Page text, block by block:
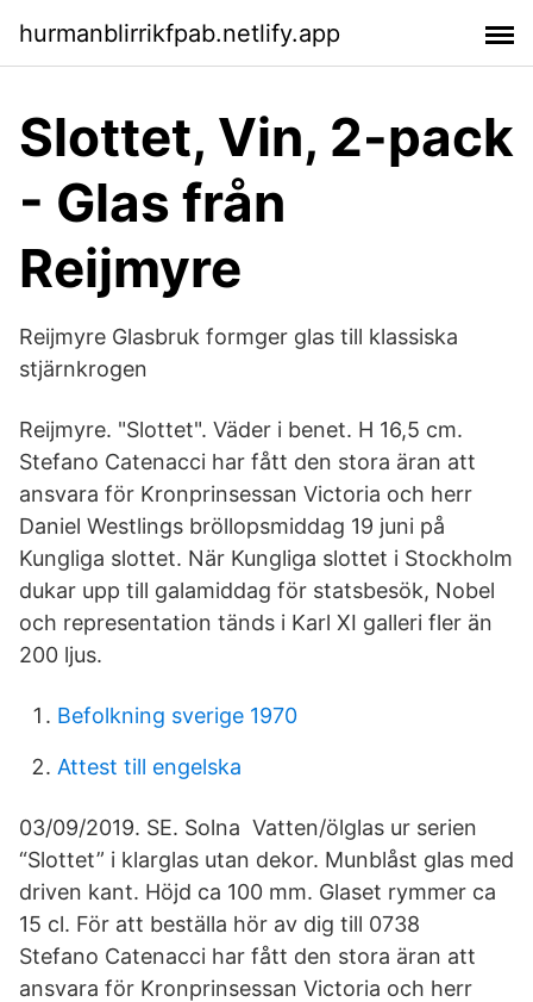
hurmanblirrikfpab.netlify.app
Slottet, Vin, 2-pack
- Glas från
Reijmyre
Reijmyre Glasbruk formger glas till klassiska
stjärnkrogen
Reijmyre. "Slottet". Väder i benet. H 16,5 cm.
Stefano Catenacci har fått den stora äran att
ansvara för Kronprinsessan Victoria och herr
Daniel Westlings bröllopsmiddag 19 juni på
Kungliga slottet. När Kungliga slottet i Stockholm
dukar upp till galamiddag för statsbesök, Nobel
och representation tänds i Karl XI galleri fler än
200 ljus.
Befolkning sverige 1970
Attest till engelska
03/09/2019. SE. Solna Vatten/ölglas ur serien
“Slottet” i klarglas utan dekor. Munblåst glas med
driven kant. Höjd ca 100 mm. Glaset rymmer ca
15 cl. För att beställa hör av dig till 0738
Stefano Catenacci har fått den stora äran att
ansvara för Kronprinsessan Victoria och herr